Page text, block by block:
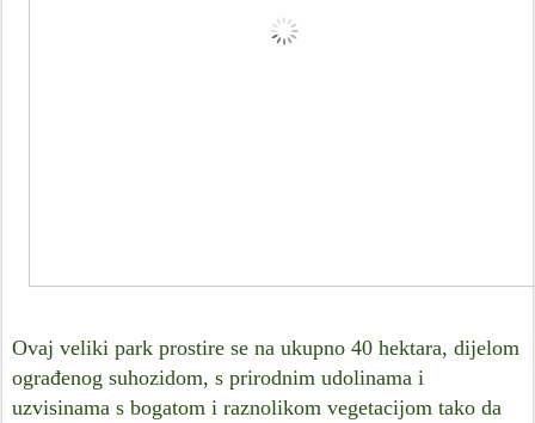
Ovaj veliki park prostire se na ukupno 40 hektara, dijelom
ograđenog suhozidom, s prirodnim udolinama i
uzvisinama s bogatom i raznolikom vegetacijom tako da